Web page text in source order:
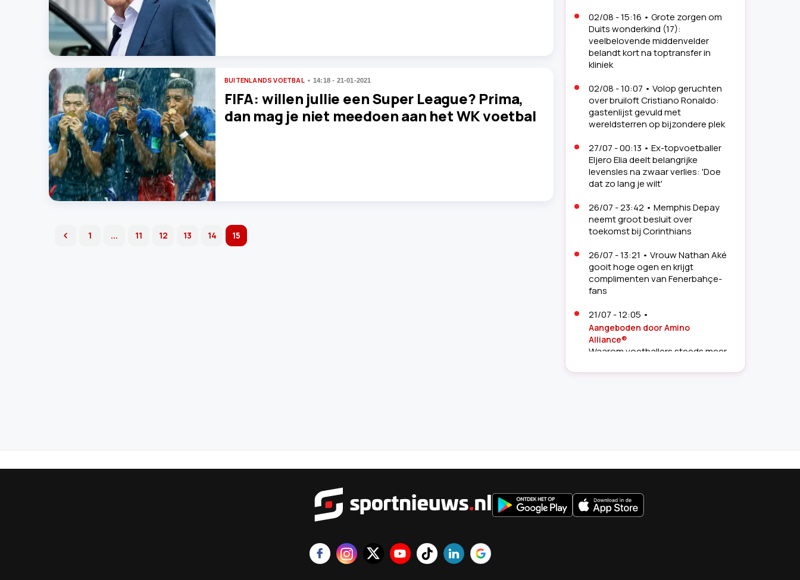
BUITENLANDS VOETBAL 14:18 - 21-01-2021
FIFA: willen jullie een Super League? Prima,
dan mag je niet meedoen aan het WK voetbal
1 ... 11 12 13 14 15
02/08 - 15:16 • Grote zorgen om
Duits wonderkind (17):
veelbelovende middenvelder
belandt kort na toptransfer in
kliniek
02/08 - 10:07 • Volop geruchten
over bruiloft Cristiano Ronaldo:
gastenlijst gevuld met
wereldsterren op bijzondere plek
27/07 - 00:13 • Ex-topvoetballer
Eljero Elia deelt belangrijke
levensles na zwaar verlies: 'Doe
dat zo lang je wilt'
26/07 - 23:42 • Memphis Depay
neemt groot besluit over
toekomst bij Corinthians
26/07 - 13:21 • Vrouw Nathan Aké
gooit hoge ogen en krijgt
complimenten van Fenerbahçe-
fans
21/07 - 12:05 •
Aangeboden door Amino
Alliance®
Waarom voetballers steeds meer
Lange WK-nachten, korte
van veel voetbalfans
14/07 - 13:30•
Sportnieuws.nl